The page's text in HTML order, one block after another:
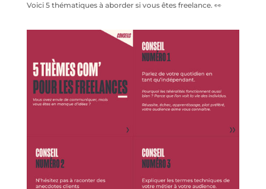
Voici 5 thématiques à aborder si vous êtes freelance. 👀